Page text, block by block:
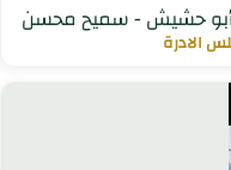
أبو حشيش - سميح محسن
الادرة